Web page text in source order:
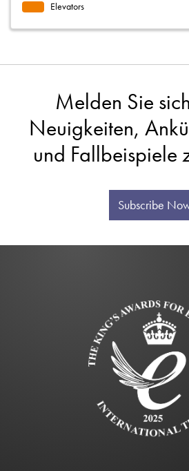
Elevators
Melden Sie
Neuigkeiten,
und Fallbeispiele
Subscribe